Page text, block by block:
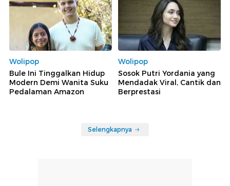
Wolipop
Bule Ini Tinggalkan Hidup
Modern Demi Wanita Suku
Pedalaman Amazon
Wolipop
Sosok Putri Yordania yang
Mendadak Viral, Cantik dan
Berprestasi
Selengkapnya